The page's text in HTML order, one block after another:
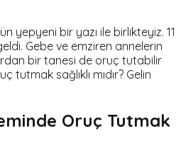
yepyeni bir yazı ile birlikteyiz. 11
Gebe ve emziren annelerin
bir tanesi de oruç tutabilir
tutmak sağlıklı mıdır? Gelin
Oruç Tutmak